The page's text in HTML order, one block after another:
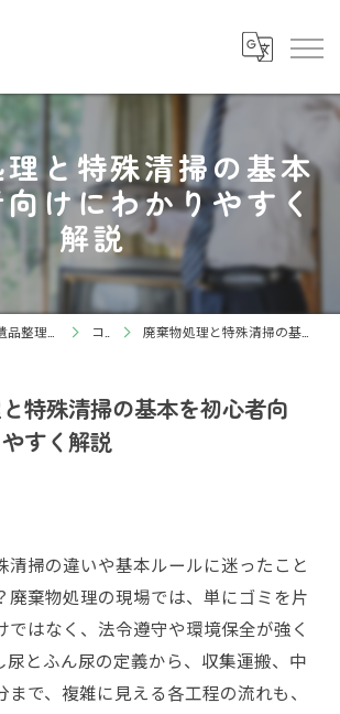
と特殊清掃の基本
けにわかりやすく
解説
コラム 廃棄物処理と特殊清掃の基本を初心者向けにわかりやすく解説
特殊清掃の基本を初心者向
すく解説
清掃の違いや基本ルールに迷ったこと
廃棄物処理の現場では、単にゴミを片
ではなく、法令遵守や環境保全が強く
尿とふん尿の定義から、収集運搬、中
で、複雑に見える各工程の流れも、